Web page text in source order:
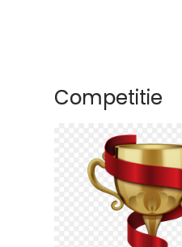
Competitie